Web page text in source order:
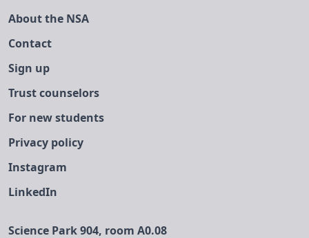
About the NSA
Contact
Sign up
Trust counselors
For new students
Privacy policy
Instagram
LinkedIn
Science Park 904, room A0.08